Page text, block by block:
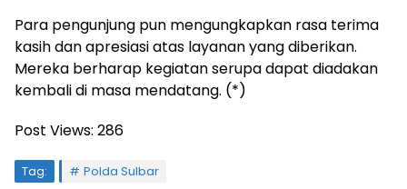
Para pengunjung pun mengungkapkan rasa terima
kasih dan apresiasi atas layanan yang diberikan.
Mereka berharap kegiatan serupa dapat diadakan
kembali di masa mendatang. (*)
Post Views: 286
Tag: Polda Sulbar